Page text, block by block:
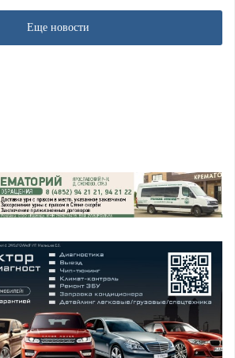
Еще новости